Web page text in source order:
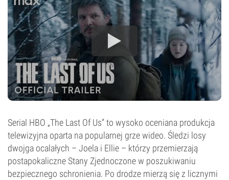
Serial HBO „The Last Of Us” to wysoko oceniana produkcja
telewizyjna oparta na popularnej grze wideo. Śledzi losy
dwojga ocalałych – Joela i Ellie – którzy przemierzają
postapokaliczne Stany Zjednoczone w poszukiwaniu
bezpiecznego schronienia. Po drodze mierzą się z licznymi